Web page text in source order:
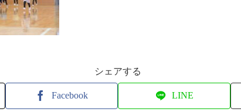
シェアする
Facebook LINE